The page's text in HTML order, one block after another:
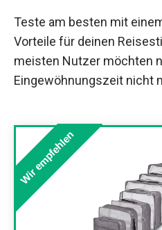
Teste am besten mit
Vorteile für deinen
meisten Nutzer möchten
Eingewöhnungszeit nicht
Wir empfehlen